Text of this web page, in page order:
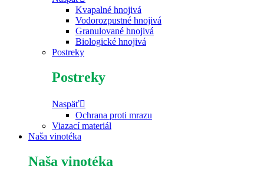
Kvapalné hnojivá
Vodorozpustné hnojivá
Granulované hnojivá
Biologické hnojivá
Postreky
Postreky
Naspäť
Ochrana proti mrazu
Viazací materiál
Naša vinotéka
Naša vinotéka